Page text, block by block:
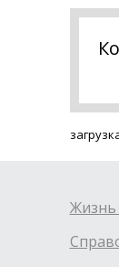
Жизнь